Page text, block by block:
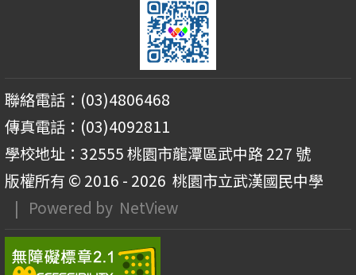
聯絡電話：(03)4806468
傳真電話：(03)4092811
學校地址：32555 桃園市龍潭區武中路 227 號
版權所有 © 2016 - 2026 桃園市立武漢國民中學
| Powered by NetView